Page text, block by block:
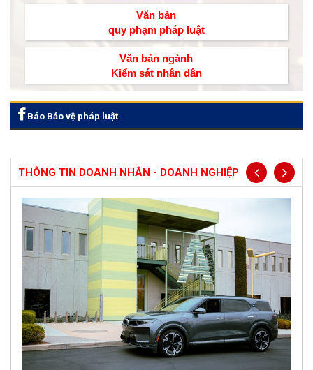
Văn bản
quy phạm pháp luật
Văn bản ngành
Kiểm sát nhân dân
Báo Bảo vệ pháp luật
THÔNG TIN DOANH NHÂN - DOANH NGHIỆP